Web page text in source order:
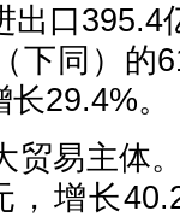
出口395.4
下同）的
29.4%。
易主体。
，增长